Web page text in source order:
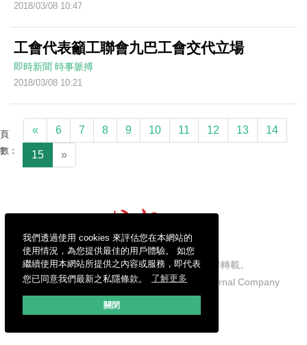
我們透過使用 cookies 來評估您在本網站的
使用情況，為您提供最佳的用戶體驗。 如您
繼續使用本網站所提供之內容或服務，即代表
您已同意我們最新之私隱條款。
了解更多
關閉
2018/03/08 10:47
工會代表籲工聯會九巴工會交代立場
即時新聞 時事脈搏
2018/03/08 10:21
頁
數：
« 6 7 8 9 10 11 12 13 14
15 »
信報財經新聞有限公司版權所有，不得轉載。
Copyright © 2026 Hong Kong Economic Journal Company
Limited. All rights reserved.